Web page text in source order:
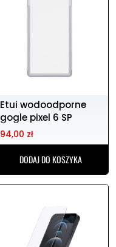
Etui wodoodporne
gogle pixel 6 SP
CONNECT
94,00 zł
DODAJ DO KOSZYKA